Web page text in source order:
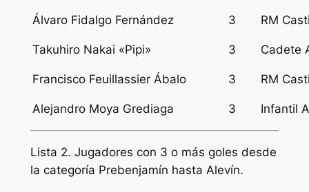
Álvaro Fidalgo Fernández 3 RM
Takuhiro Nakai «Pipi» 3 Cadete
Francisco Feuillassier Ábalo 3 RM
Alejandro Moya Grediaga 3 Infantil A
Lista 2. Jugadores con 3 o más goles desde
la categoría Prebenjamín hasta Alevín.